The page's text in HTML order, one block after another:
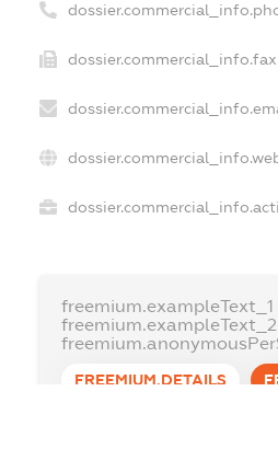
dossier.commercial_info.fax
freemium.exampleText_1
freemium.exampleText_2
FREEMIUM.DETAILS